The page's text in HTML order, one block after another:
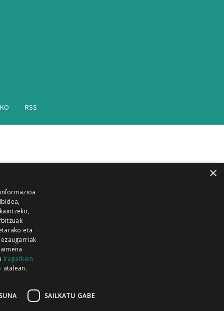
RSS
GUKA
GUKA ZUMAIA GUKA
×
eta
Iragarkien
atalean.
SAILKATU GABE